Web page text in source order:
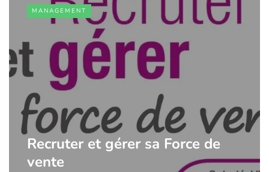
MANAGEMENT
Recruter et gérer sa Force de
vente